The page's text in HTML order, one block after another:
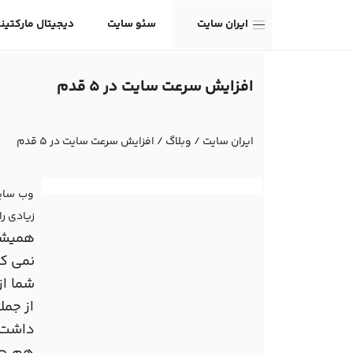
ایران سایت سئو سایت دیجیتال
افزایش سرعت سایت در 5 قدم
ایران سایت / وبلاگ / افزایش سرعت سایت در 5 قدم
وب
زیادی
نمی
شما
از